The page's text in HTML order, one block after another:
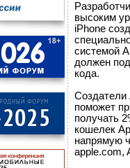
высоким
iPhone
системой
должен
кода.
Создатели
поможет
получать
кошелек
напрямую
apple.com,